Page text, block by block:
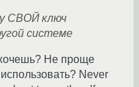
СВОЙ ключ
системе
Не проще
Never